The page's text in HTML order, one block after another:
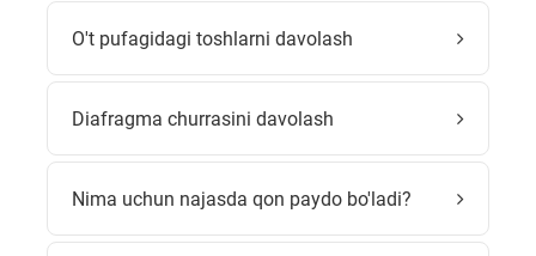
O't pufagidagi toshlarni davolash
Diafragma churrasini davolash
Nima uchun najasda qon paydo bo'ladi?